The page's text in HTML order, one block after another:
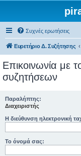
Συχνές ερωτήσεις
Ευρετήριο Δ. Συζήτησης
Επικοινωνία με
συζητήσεων
Παραλήπτης:
Διαχειριστής
Η διεύθυνση ηλεκτρονική
Το όνομά σας: